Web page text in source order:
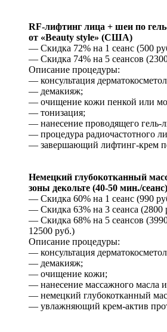
RF-лифтинг лица + шеи по
от «Beauty style» (США)
— Скидка 72% на 1 сеанс (500
— Скидка 74% на 5 сеансов
Описание процедуры:
— консультация
— демакияж;
— очищение кожи пенкой или
— тонизация;
— нанесение проводящего гель-
— процедура радиочастотного
— завершающий лифтинг-крем
Немецкий глубокотканный
зоны декольте (40-50 мин./сеанс)
— Скидка 60% на 1 сеанс (990
— Скидка 63% на 3 сеанса (2800
— Скидка 68% на 5 сеансов
12500 руб.)
Описание процедуры:
— консультация
— демакияж;
— очищение кожи;
— нанесение массажного масла
— немецкий глубокотканный
— увлажняющий крем-актив